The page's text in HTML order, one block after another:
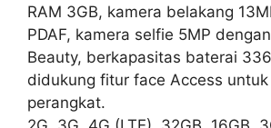
RAM 3GB, kamera belakang
PDAF, kamera selfie 5MP
Beauty, berkapasitas baterai
didukung fitur face Access
perangkat.